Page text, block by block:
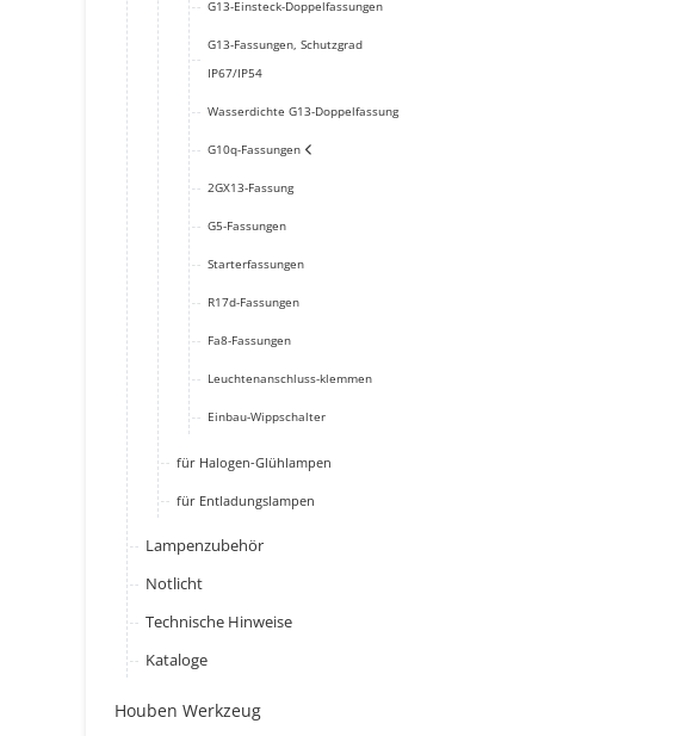
G13-Einsteck-Doppelfassungen
G13-Fassungen, Schutzgrad
IP67/IP54
Wasserdichte G13-Doppelfassung
G10q-Fassungen
2GX13-Fassung
G5-Fassungen
Starterfassungen
R17d-Fassungen
Fa8-Fassungen
Leuchtenanschluss-klemmen
Einbau-Wippschalter
für Halogen-Glühlampen
für Entladungslampen
Lampenzubehör
Notlicht
Technische Hinweise
Kataloge
Houben Werkzeug